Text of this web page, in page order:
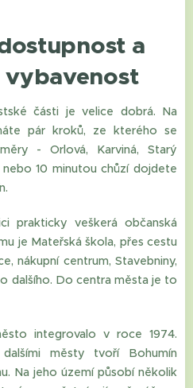
a
vybavenost
části je velice dobrá. Na
pár kroků, ze kterého se
- Orlová, Karviná, Starý
nebo 10 minutou chůzí dojdete
prakticky veškerá občanská
je Mateřská škola, přes cestu
nákupní centrum, Stavebniny,
dalšího. Do centra města je to
integrovalo v roce 1974.
městy tvoří Bohumín
Na jeho území působí několik